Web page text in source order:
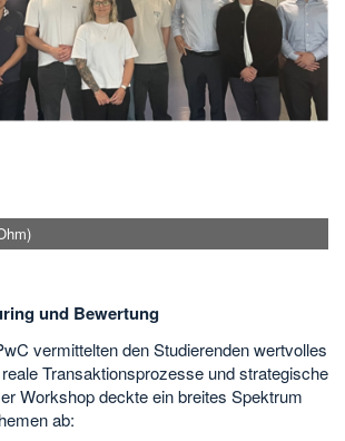
und Bewertung
vermittelten den Studierenden wertvolles
Transaktionsprozesse und strategische
Workshop deckte ein breites Spektrum
ab: